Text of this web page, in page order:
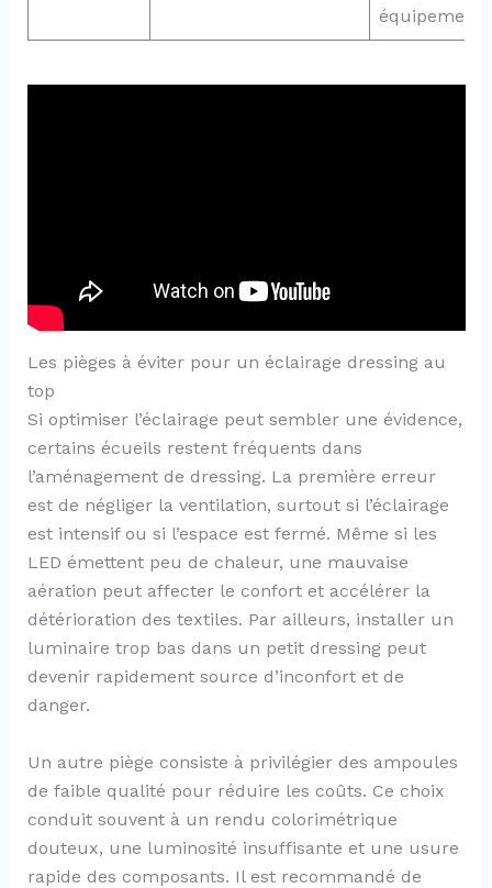
Les pièges à éviter pour un éclairage dressing au
top
Si optimiser l’éclairage peut sembler une évidence,
certains écueils restent fréquents dans
l’aménagement de dressing. La première erreur
est de négliger la ventilation, surtout si l’éclairage
est intensif ou si l’espace est fermé. Même si les
LED émettent peu de chaleur, une mauvaise
aération peut affecter le confort et accélérer la
détérioration des textiles. Par ailleurs, installer un
luminaire trop bas dans un petit dressing peut
devenir rapidement source d’inconfort et de
danger.
Un autre piège consiste à privilégier des ampoules
de faible qualité pour réduire les coûts. Ce choix
conduit souvent à un rendu colorimétrique
douteux, une luminosité insuffisante et une usure
rapide des composants. Il est recommandé de